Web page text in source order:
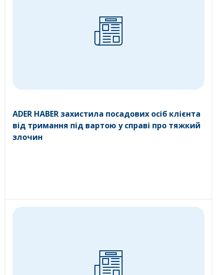
ADER HABER захистила посадових осіб клієнта
від тримання під вартою у справі про тяжкий
злочин